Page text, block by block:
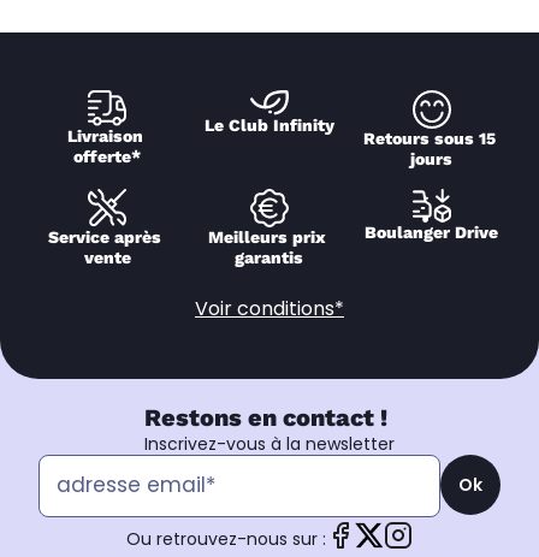
Livraison
offerte*
Le Club Infinity
Retours sous 15
jours
Service après
vente
Meilleurs prix
garantis
Boulanger Drive
Voir conditions*
Restons en contact !
Inscrivez-vous à la newsletter
Ok
Ou retrouvez-nous sur :